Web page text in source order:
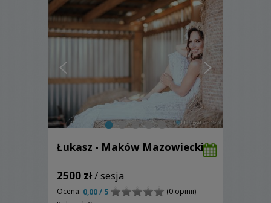
Łukasz - Maków Mazowiecki
2500 zł/ sesja
Ocena: 0,00 / 5
(0 opinii)